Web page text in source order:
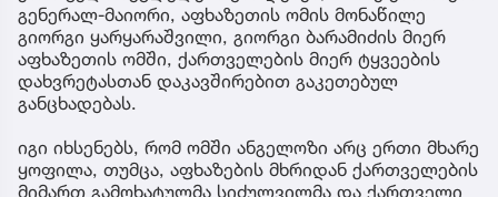
გენერალ-მაიორი, აფხაზეთის ომის მონაწილე
გიორგი ყარყარაშვილი, გიორგი ბარამიძის მიერ
აფხაზეთის ომში, ქართველების მიერ ტყვეების
დახვრეტასთან დაკავშირებით გაკეთებულ
განცხადებას.
იგი იხსენებს, რომ ომში ანგელოზი არც ერთი მხარე
ყოფილა, თუმცა, აფხაზების მხრიდან ქართველების
მიმართ გამოხატულმა სიძულვილმა და ქართველი